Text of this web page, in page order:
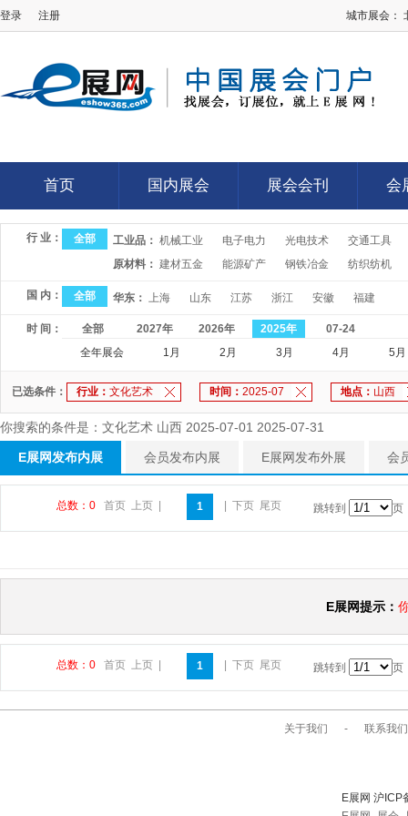
登录 注册 城市展会：
首页
首页
国内展会
国内展会
展会会刊
展会会刊
会
会
行 业： 全部 工业品： 机械工业 电子电力 光电技术
交通工具
原材料： 建材五金 能源矿产 钢铁冶金 纺织纺机
国 内： 全部 华东： 上海 山东 江苏 浙江 安徽 福建
时 间： 全部 2027年 2026年 2025年
07-24
全年展会
1月 2月 3月 4月 5月
已选条件： 行业： 文化艺术 时间： 2025-07 地点： 山西
你搜索的条件是：文化艺术 山西 2025-07-01 2025-07-31
E展网发布内展 会员发布内展 E展网发布外展 会
总数：0 首页 上页 1 下页 尾页 跳转到 页
E展网提示：
总数：0 首页 上页 1 下页 尾页 跳转到 页
关于我们 - 联系我们
E展网 沪